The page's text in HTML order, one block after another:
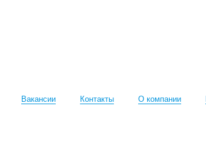
Вакансии Контакты О компании